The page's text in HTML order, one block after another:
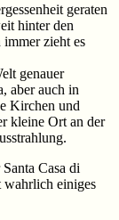
geraten
hinter den
zieht es
genauer
aber auch in
Kirchen und
kleine Ort an der
Casa di
wahrlich einiges